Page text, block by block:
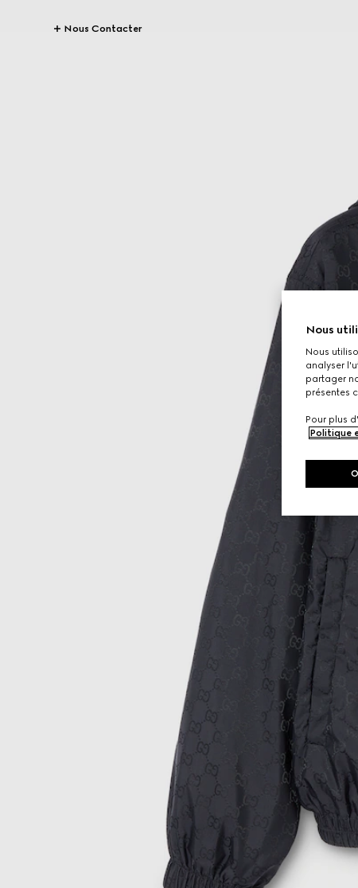
Nous Contacter
Nous
Nous
analyser
partager
présentes
Pour plus
Politique